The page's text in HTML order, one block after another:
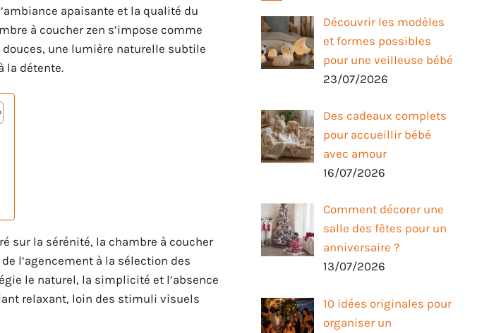
apaisante et la qualité du
à coucher zen s’impose comme
une lumière naturelle subtile
la détente.
sur la sérénité, la chambre à coucher
l’agencement à la sélection des
le naturel, la simplicité et l’absence
relaxant, loin des stimuli visuels
Découvrir les modèles
et formes possibles
pour une veilleuse bébé
23/07/2026
Des cadeaux complets
pour accueillir bébé
avec amour
16/07/2026
Comment décorer une
salle des fêtes pour un
anniversaire ?
13/07/2026
10 idées originales pour
organiser un